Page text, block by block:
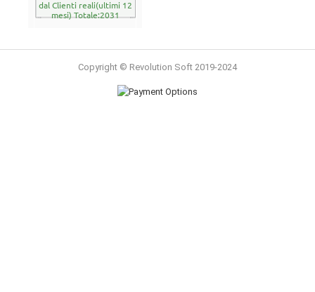
dal Clienti reali(ultimi 12
mesi) Totale:2031
Copyright © Revolution Soft 2019-2024